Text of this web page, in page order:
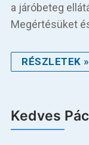
a járóbeteg
Megértésüket
RÉSZLETEK »
Kedves